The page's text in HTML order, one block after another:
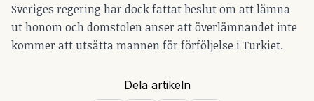
Sveriges regering har dock fattat beslut om att lämna
ut honom och domstolen anser att överlämnandet inte
kommer att utsätta mannen för förföljelse i Turkiet.
Dela artikeln